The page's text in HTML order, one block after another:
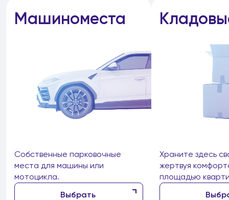
Машиноместа
Собственные парковочные
места для машины или
мотоцикла.
Выбрать
Храните здесь
жертвуя
площадью